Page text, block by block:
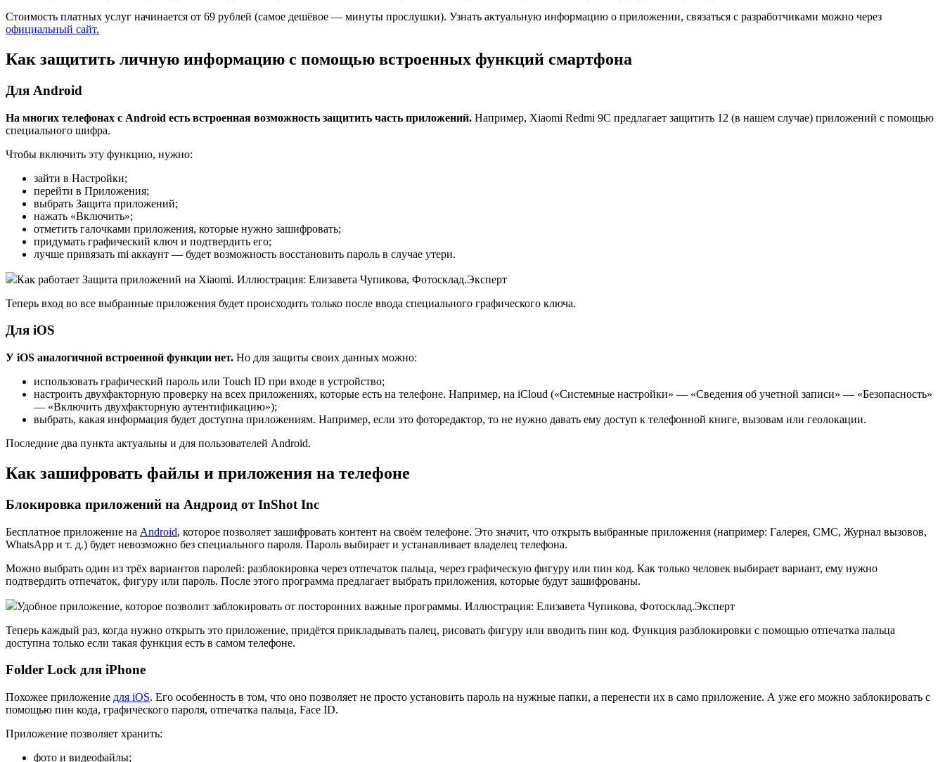
Стоимость платных услуг начинается от 69 рублей (самое дешёвое — минуты прослушки). Узнать актуальную информацию о приложении, связаться с разработчиками можно через
официальный сайт.
Как защитить личную информацию с помощью встроенных функций смартфона
Для Android
На многих телефонах с Android есть встроенная возможность защитить часть приложений. Например, Xiaomi Redmi 9C предлагает защитить 12 (в нашем случае) приложений с помощью
специального шифра.
Чтобы включить эту функцию, нужно:
зайти в Настройки;
перейти в Приложения;
выбрать Защита приложений;
нажать «Включить»;
отметить галочками приложения, которые нужно зашифровать;
придумать графический ключ и подтвердить его;
лучше привязать mi аккаунт — будет возможность восстановить пароль в случае утери.
Как работает Защита приложений на Xiaomi. Иллюстрация: Елизавета Чупикова, Фотосклад.Эксперт
Теперь вход во все выбранные приложения будет происходить только после ввода специального графического ключа.
Для iOS
У iOS аналогичной встроенной функции нет. Но для защиты своих данных можно:
использовать графический пароль или Touch ID при входе в устройство;
настроить двухфакторную проверку на всех приложениях, которые есть на телефоне. Например, на iCloud («Системные настройки» — «Сведения об учетной записи» — «Безопасность»
— «Включить двухфакторную аутентификацию»);
выбрать, какая информация будет доступна приложениям. Например, если это фоторедактор, то не нужно давать ему доступ к телефонной книге, вызовам или геолокации.
Последние два пункта актуальны и для пользователей Android.
Как зашифровать файлы и приложения на телефоне
Блокировка приложений на Андроид от InShot Inc
Бесплатное приложение на Android, которое позволяет зашифровать контент на своём телефоне. Это значит, что открыть выбранные приложения (например: Галерея, СМС, Журнал вызовов,
WhatsApp и т. д.) будет невозможно без специального пароля. Пароль выбирает и устанавливает владелец телефона.
Можно выбрать один из трёх вариантов паролей: разблокировка через отпечаток пальца, через графическую фигуру или пин код. Как только человек выбирает вариант, ему нужно
подтвердить отпечаток, фигуру или пароль. После этого программа предлагает выбрать приложения, которые будут зашифрованы.
Удобное приложение, которое позволит заблокировать от посторонних важные программы. Иллюстрация: Елизавета Чупикова, Фотосклад.Эксперт
Теперь каждый раз, когда нужно открыть это приложение, придётся прикладывать палец, рисовать фигуру или вводить пин код. Функция разблокировки с помощью отпечатка пальца
доступна только если такая функция есть в самом телефоне.
Folder Lock для iPhone
Похожее приложение для iOS. Его особенность в том, что оно позволяет не просто установить пароль на нужные папки, а перенести их в само приложение. А уже его можно заблокировать с
помощью пин кода, графического пароля, отпечатка пальца, Face ID.
Приложение позволяет хранить:
фото и видеофайлы;